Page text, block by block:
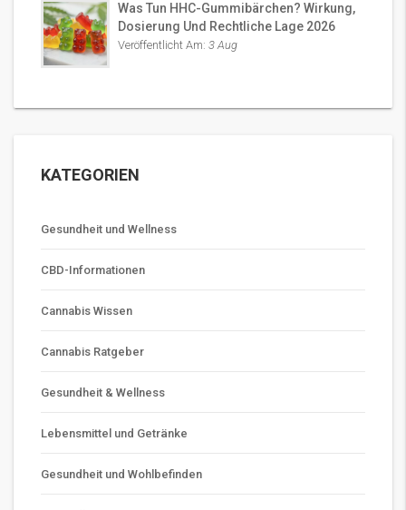
Was Tun HHC-Gummibärchen? Wirkung,
Dosierung Und Rechtliche Lage 2026
Veröffentlicht Am: 3 Aug
KATEGORIEN
Gesundheit und Wellness
CBD-Informationen
Cannabis Wissen
Cannabis Ratgeber
Gesundheit & Wellness
Lebensmittel und Getränke
Gesundheit und Wohlbefinden